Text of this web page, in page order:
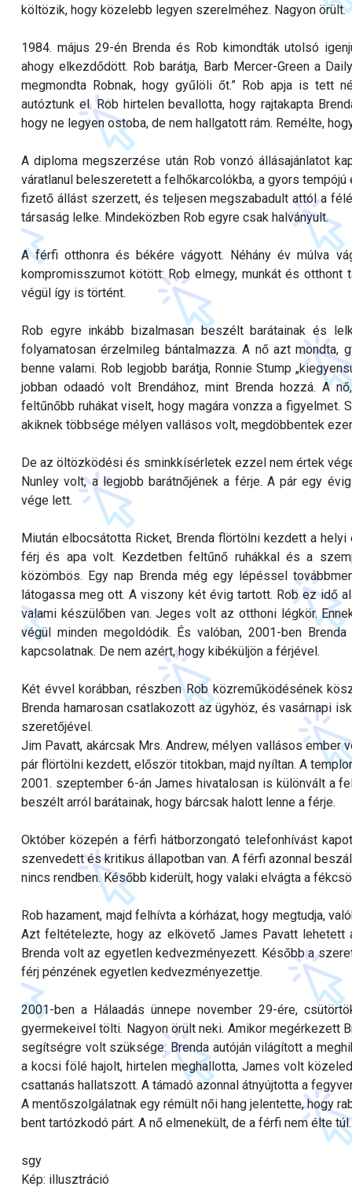
költözik, hogy közelebb legyen szerelméhez. Nagyon örült.
1984. május 29-én Brenda és Rob kimondták utolsó
ahogy elkezdődött. Rob barátja, Barb Mercer-Green a
megmondta Robnak, hogy gyűlöli őt.” Rob apja is tett
autóztunk el. Rob hirtelen bevallotta, hogy rajtakapta
hogy ne legyen ostoba, de nem hallgatott rám. Remélte,
A diploma megszerzése után Rob vonzó állásajánlatot
váratlanul beleszeretett a felhőkarcolókba, a gyors
fizető állást szerzett, és teljesen megszabadult attól a
társaság lelke. Mindeközben Rob egyre csak halványult.
A férfi otthonra és békére vágyott. Néhány év múlva
kompromisszumot kötött: Rob elmegy, munkát és
végül így is történt.
Rob egyre inkább bizalmasan beszélt barátainak és
folyamatosan érzelmileg bántalmazza. A nő azt
benne valami. Rob legjobb barátja, Ronnie Stump
jobban odaadó volt Brendához, mint Brenda hozzá. A
feltűnőbb ruhákat viselt, hogy magára vonzza a figyelmet.
akiknek többsége mélyen vallásos volt, megdöbbentek
De az öltözködési és sminkkísérletek ezzel nem értek
Nunley volt, a legjobb barátnőjének a férje. A pár egy
vége lett.
Miután elbocsátotta Ricket, Brenda flörtölni kezdett a
férj és apa volt. Kezdetben feltűnő ruhákkal és a
közömbös. Egy nap Brenda még egy lépéssel
látogassa meg ott. A viszony két évig tartott. Rob ez idő
valami készülőben van. Jeges volt az otthoni légkör.
végül minden megoldódik. És valóban, 2001-ben
kapcsolatnak. De nem azért, hogy kibéküljön a férjével.
Két évvel korábban, részben Rob közreműködésének
Brenda hamarosan csatlakozott az ügyhöz, és vasárnapi
szeretőjével.
Jim Pavatt, akárcsak Mrs. Andrew, mélyen vallásos ember
pár flörtölni kezdett, először titokban, majd nyíltan. A
2001. szeptember 6-án James hivatalosan is különvált a
beszélt arról barátainak, hogy bárcsak halott lenne a férje.
Október közepén a férfi hátborzongató telefonhívást
szenvedett és kritikus állapotban van. A férfi azonnal
nincs rendben. Később kiderült, hogy valaki elvágta a
Rob hazament, majd felhívta a kórházat, hogy megtudja,
Azt feltételezte, hogy az elkövető James Pavatt
Brenda volt az egyetlen kedvezményezett. Később a
férj pénzének egyetlen kedvezményezettje.
2001-ben a Hálaadás ünnepe november 29-ére,
gyermekeivel tölti. Nagyon örült neki. Amikor megérkezett
segítségre volt szüksége. Brenda autóján világított a
a kocsi fölé hajolt, hirtelen meghallotta, James volt
csattanás hallatszott. A támadó azonnal átnyújtotta a
A mentőszolgálatnak egy rémült női hang jelentette, hogy
bent tartózkodó párt. A nő elmenekült, de a férfi nem élte túl.
sgy
Kép: illusztráció